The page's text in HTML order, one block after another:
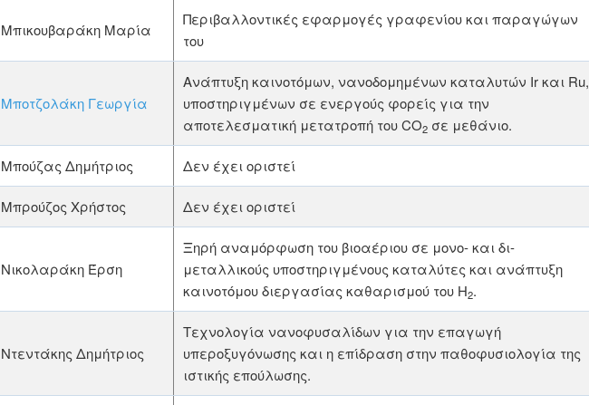
Μπικουβαράκη Μαρία
Περιβαλλοντικές εφαρμογές γραφενίου και παραγώγων
του
Μποτζολάκη Γεωργία
Ανάπτυξη καινοτόμων, νανοδομημένων καταλυτών Ir και Ru,
υποστηριγμένων σε ενεργούς φορείς για την
αποτελεσματική μετατροπή του CO2σε μεθάνιο.
Μπούζας Δημήτριος Δεν έχει οριστεί
Μπρούζος Χρήστος Δεν έχει οριστεί
Νικολαράκη Έρση
Ξηρή αναμόρφωση του βιοαέριου σε μονο- και δι-
μεταλλικούς υποστηριγμένους καταλύτες και ανάπτυξη
καινοτόμου διεργασίας καθαρισμού του H2.
Ντεντάκης Δημήτριος
Τεχνολογία νανοφυσαλίδων για την επαγωγή
υπεροξυγόνωσης και η επίδραση στην παθοφυσιολογία της
ιστικής επούλωσης.